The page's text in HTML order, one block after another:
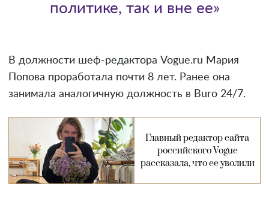
политике, так и вне ее»
В должности шеф-редактора Vogue.ru Мария
Попова проработала почти 8 лет. Ранее она
занимала аналогичную должность в Buro 24/7.
Главный редактор сайта
российского Vogue
рассказала, что ее уволили